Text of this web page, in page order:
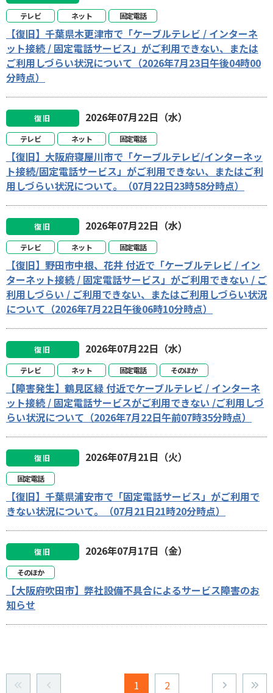
テレビ ネット 固定電話
【復旧】千葉県木更津市で「ケーブルテレビ / インターネ
ット接続 / 固定電話サービス」がご利用できない、または
ご利用しづらい状況について（2026年7月23日午後04時00
分時点）
復旧 2026年07月22日（水）
テレビ ネット 固定電話
【復旧】大阪府寝屋川市で「ケーブルテレビ/インターネッ
ト接続/固定電話サービス」がご利用できない、またはご利
用しづらい状況について。（07月22日23時58分時点）
復旧 2026年07月22日（水）
テレビ ネット 固定電話
【復旧】野田市中根、花井 付近で「ケーブルテレビ / イン
ターネット接続 / 固定電話サービス」がご利用できない / ご
利用しづらい / ご利用できない、またはご利用しづらい状況
について（2026年7月22日午後06時10分時点）
復旧 2026年07月22日（水）
テレビ ネット 固定電話 そのほか
【障害発生】鶴見区緑 付近でケーブルテレビ / インターネ
ット接続 / 固定電話サービスがご利用できない /ご利用しづ
らい状況について（2026年7月22日午前07時35分時点）
復旧 2026年07月21日（火）
固定電話
【復旧】千葉県浦安市で「固定電話サービス」がご利用で
きない状況について。（07月21日21時20分時点）
復旧 2026年07月17日（金）
そのほか
【大阪府吹田市】弊社設備不具合によるサービス障害のお
知らせ
1 2